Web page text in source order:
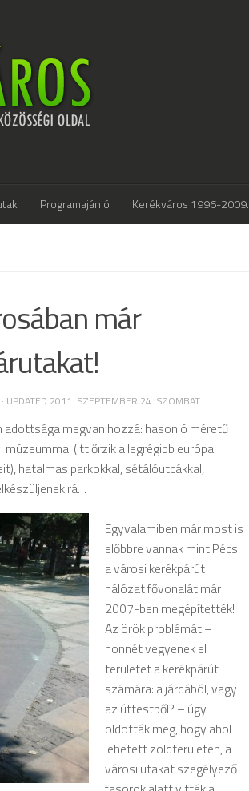
Programajánló Kerékváros 1996-2009.
már
· UPDATED 2011. SZEPTEMBER 24. SZOMBAT
adottsága megvan hozzá: hasonló méretű
(itt őrzik a legrégibb európai
hatalmas parkokkal, sétálóutcákkal,
rá…
Egyvalamiben már most is
előbbre vannak mint Pécs:
a városi kerékpárút
hálózat fővonalát már
2007-ben megépítették!
Az örök problémát –
honnét vegyenek el
területet a kerékpárút
számára: a járdából, vagy
az úttestből? – úgy
oldották meg, hogy ahol
lehetett zöldterületen, a
városi utakat szegélyező